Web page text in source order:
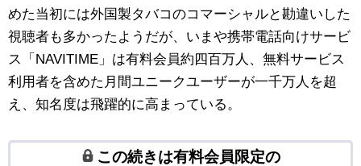
めた当初には外国製タバコのコマーシャルと勘違いした
視聴者も多かったようだが、いまや携帯電話向けサービ
ス「NAVITIME」は有料会員約四百万人、無料サービス
利用者を含めた月間ユニークユーザーが一千万人を超
え、知名度は飛躍的に高まっている。
この続きは有料会員限定の